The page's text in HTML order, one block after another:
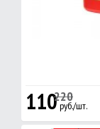
220
110руб./шт.